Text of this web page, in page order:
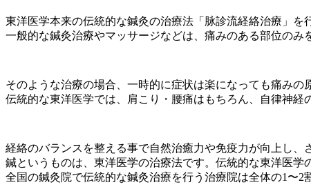
東洋医学本来の伝統的な鍼灸の治療法「脉診流経絡治療」を
一般的な鍼灸治療やマッサージなどは、痛みのある部位のみ
そのような治療の場合、一時的に症状は楽になっても痛みの
伝統的な東洋医学では、肩こり・腰痛はもちろん、自律神
経絡のバランスを整える事で自然治癒力や免疫力が向上し、
鍼というものは、東洋医学の治療法です。伝統的な東洋医学
全国の鍼灸院で伝統的な鍼灸治療を行う治療院は全体の1〜2